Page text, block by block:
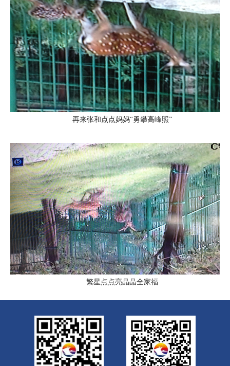
再来张和点点妈妈“勇攀高峰照”
繁星点点亮晶晶全家福